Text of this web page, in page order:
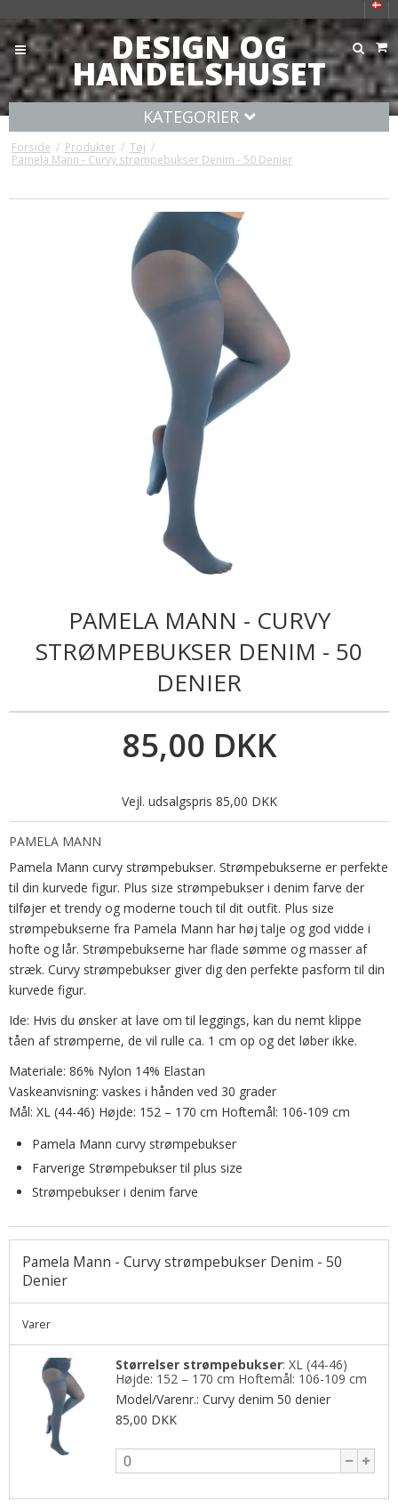
DESIGN OG
HANDELSHUSET
KATEGORIER
Forside / Produkter / Tøj /
Pamela Mann - Curvy strømpebukser Denim - 50 Denier
PAMELA MANN - CURVY
STRØMPEBUKSER DENIM - 50
DENIER
85,00 DKK
Vejl. udsalgspris 85,00 DKK
PAMELA MANN
Pamela Mann curvy strømpebukser. Strømpebukserne er perfekte
til din kurvede figur. Plus size strømpebukser i denim farve der
tilføjer et trendy og moderne touch til dit outfit. Plus size
strømpebukserne fra Pamela Mann har høj talje og god vidde i
hofte og lår. Strømpebukserne har flade sømme og masser af
stræk. Curvy strømpebukser giver dig den perfekte pasform til din
kurvede figur.
Ide: Hvis du ønsker at lave om til leggings, kan du nemt klippe
tåen af strømperne, de vil rulle ca. 1 cm op og det løber ikke.
Materiale: 86% Nylon 14% Elastan
Vaskeanvisning: vaskes i hånden ved 30 grader
Mål: XL (44-46) Højde: 152 – 170 cm Hoftemål: 106-109 cm
Pamela Mann curvy strømpebukser
Farverige Strømpebukser til plus size
Strømpebukser i denim farve
Pamela Mann - Curvy strømpebukser Denim - 50
Denier
Varer
Størrelser strømpebukser: XL (44-46)
Højde: 152 – 170 cm Hoftemål: 106-109 cm
Model/Varenr.: Curvy denim 50 denier
85,00 DKK